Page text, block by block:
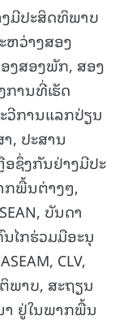
ມີປະສິດທິພາບ
ຫວ່າງສອງ
ງສອງພັກ, ສອງ
ການທີ່ເຮັດ
ວີການແລກປ່ຽນ
, ປະສານ
ຊຶ່ງກັນຢ່າງມີປະ
ກພື້ນຕ່າງໆ,
ບັນດາ
ໄກຮ່ວມມືອະນຸ
CLV,
ພາບ, ສະຖຽນ
ຢູ່ໃນພາກພື້ນ